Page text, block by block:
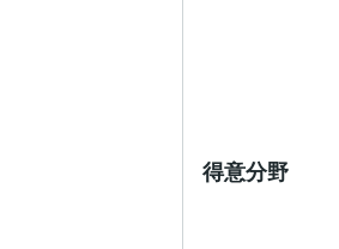
何が問題で、
・給与計算のレ
・困った社員
・人事労務の
得意分野